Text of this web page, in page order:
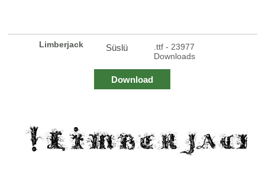
Limberjack Süslü
.ttf - 23977
Downloads
Download